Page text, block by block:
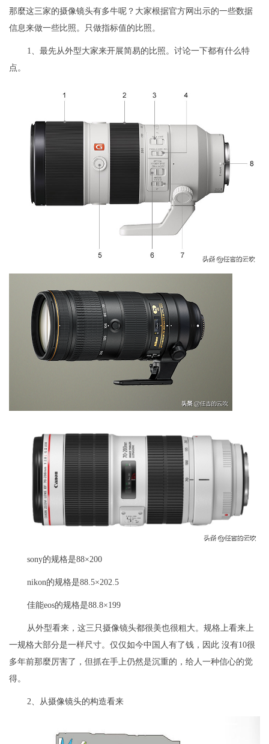
那麼这三家的摄像镜头有多牛呢？大家根据官方网出示的一些数据
信息来做一些比照。只做指标值的比照。
1、最先从外型大家来开展简易的比照。讨论一下都有什么特
点。
sony的规格是88×200
nikon的规格是88.5×202.5
佳能eos的规格是88.8×199
从外型看来，这三只摄像镜头都很美也很粗大。规格上看来上
一规格大部分是一样尺寸。仅仅如今中国人有了钱，因此 沒有10很
多年前那麼厉害了，但抓在手上仍然是沉重的，给人一种信心的觉
得。
2、从摄像镜头的构造看来